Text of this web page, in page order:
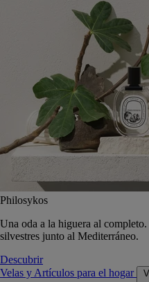
Philosykos
Una oda a la higuera al
silvestres junto al Mediterráneo.
Descubrir
Velas y Artículos para el hogar